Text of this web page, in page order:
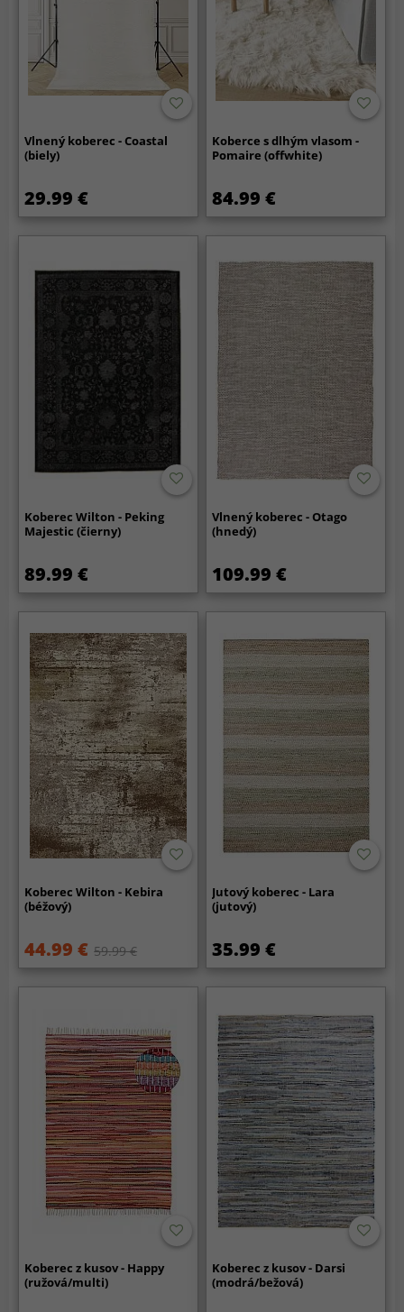
Vlnený koberec - Coastal
(biely)
29.99 €
Koberce s dlhým vlasom -
Pomaire (offwhite)
84.99 €
Koberec Wilton - Peking
Majestic (čierny)
89.99 €
Vlnený koberec - Otago
(hnedý)
109.99 €
Koberec Wilton - Kebira
(béžový)
44.99 € 59.99 €
Jutový koberec - Lara
(jutový)
35.99 €
Koberec z kusov - Happy
(ružová/multi)
Koberec z kusov - Darsi
(modrá/bežová)